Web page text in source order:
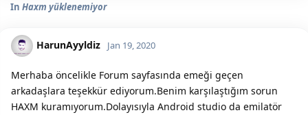
In Haxm yüklenemiyor
HarunAyyldiz Jan 19, 2020
Merhaba öncelikle Forum sayfasında emeği geçen
arkadaşlara teşekkür ediyorum.Benim karşılaştığım sorun
HAXM kuramıyorum.Dolayısıyla Android studio da emilatör